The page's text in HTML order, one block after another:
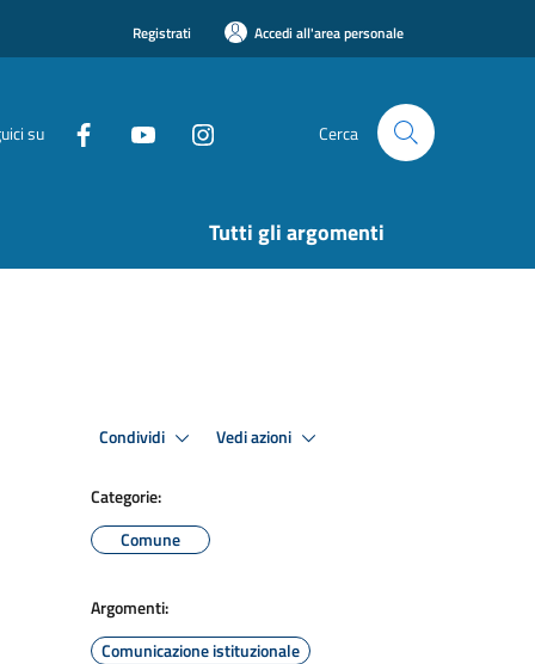
Registrati Accedi all'area personale
su Cerca
Tutti gli argomenti
Condividi Vedi azioni
Categorie:
Comune
Argomenti:
Comunicazione istituzionale